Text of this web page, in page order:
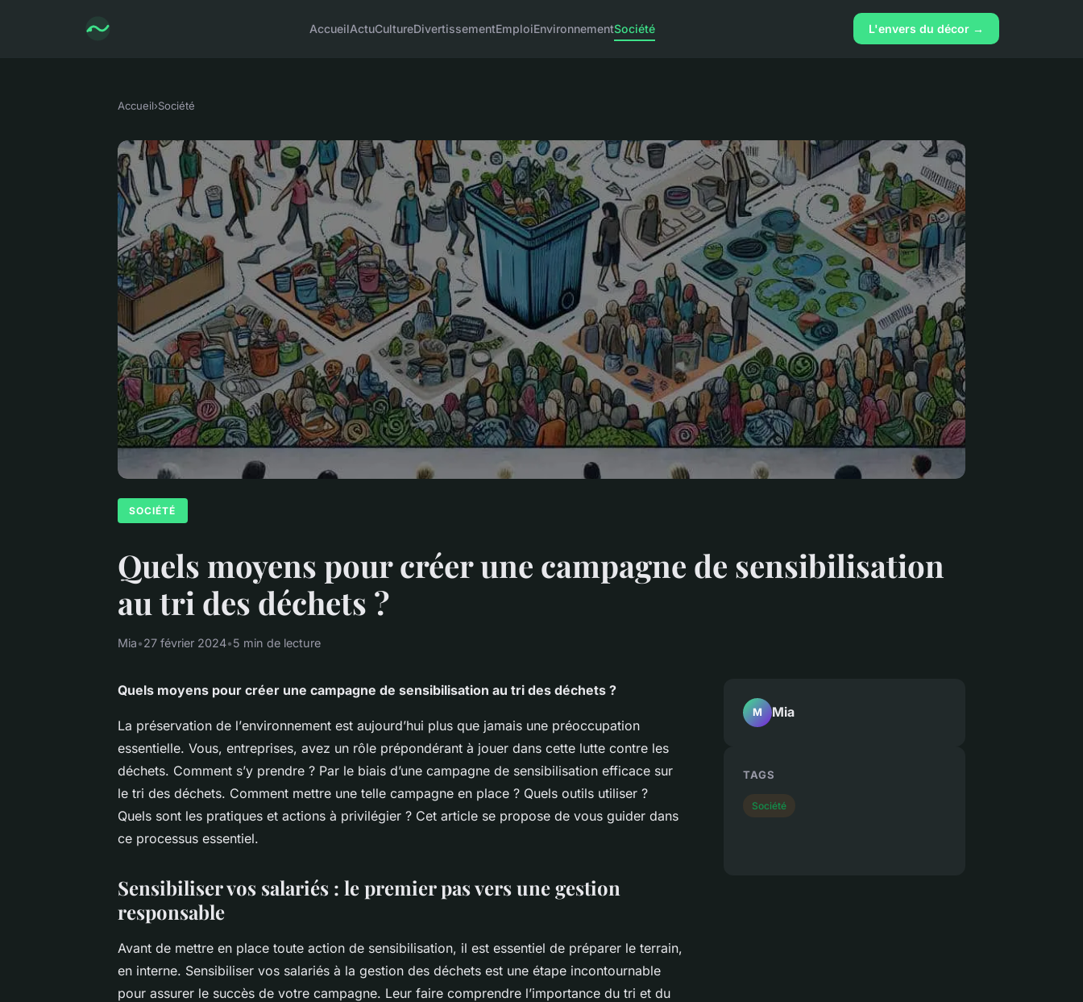
AccueilActuCultureDivertissementEmploiEnvironnementSociété L'envers du décor →
Accueil›Société
SOCIÉTÉ
Quels moyens pour créer une campagne de sensibilisation
au tri des déchets ?
Mia•27 février 2024•5 min de lecture
Quels moyens pour créer une campagne de sensibilisation au tri des déchets ?
La préservation de l’environnement est aujourd’hui plus que jamais une préoccupation
essentielle. Vous, entreprises, avez un rôle prépondérant à jouer dans cette lutte contre les
déchets. Comment s’y prendre ? Par le biais d’une campagne de sensibilisation efficace sur
le tri des déchets. Comment mettre une telle campagne en place ? Quels outils utiliser ?
Quels sont les pratiques et actions à privilégier ? Cet article se propose de vous guider dans
ce processus essentiel.
Sensibiliser vos salariés : le premier pas vers une gestion
responsable
Avant de mettre en place toute action de sensibilisation, il est essentiel de préparer le terrain,
en interne. Sensibiliser vos salariés à la gestion des déchets est une étape incontournable
pour assurer le succès de votre campagne. Leur faire comprendre l’importance du tri et du
M Mia
TAGS
Société